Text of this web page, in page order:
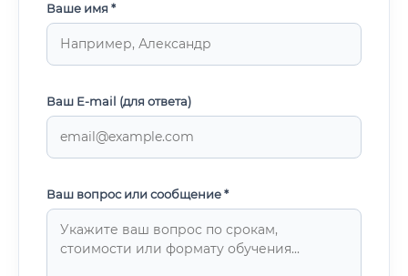
Ваше имя *
Ваш E-mail (для ответа)
Ваш вопрос или сообщение *